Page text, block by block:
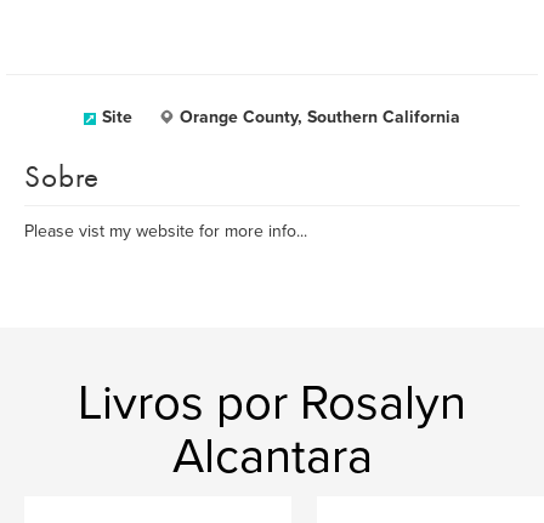
Site Orange County, Southern California
Sobre
Please vist my website for more info...
Livros por Rosalyn
Alcantara